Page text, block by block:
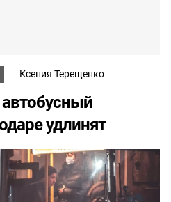
Ксения Терещенко
удлинят